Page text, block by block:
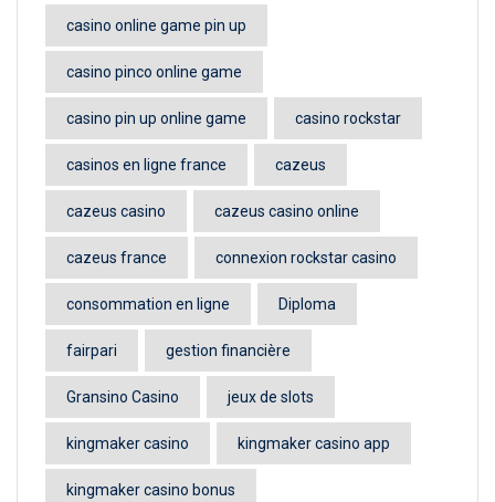
casino online game pin up
casino pinco online game
casino pin up online game casino rockstar
casinos en ligne france cazeus
cazeus casino cazeus casino online
cazeus france connexion rockstar casino
consommation en ligne Diploma
fairpari gestion financière
Gransino Casino jeux de slots
kingmaker casino kingmaker casino app
kingmaker casino bonus